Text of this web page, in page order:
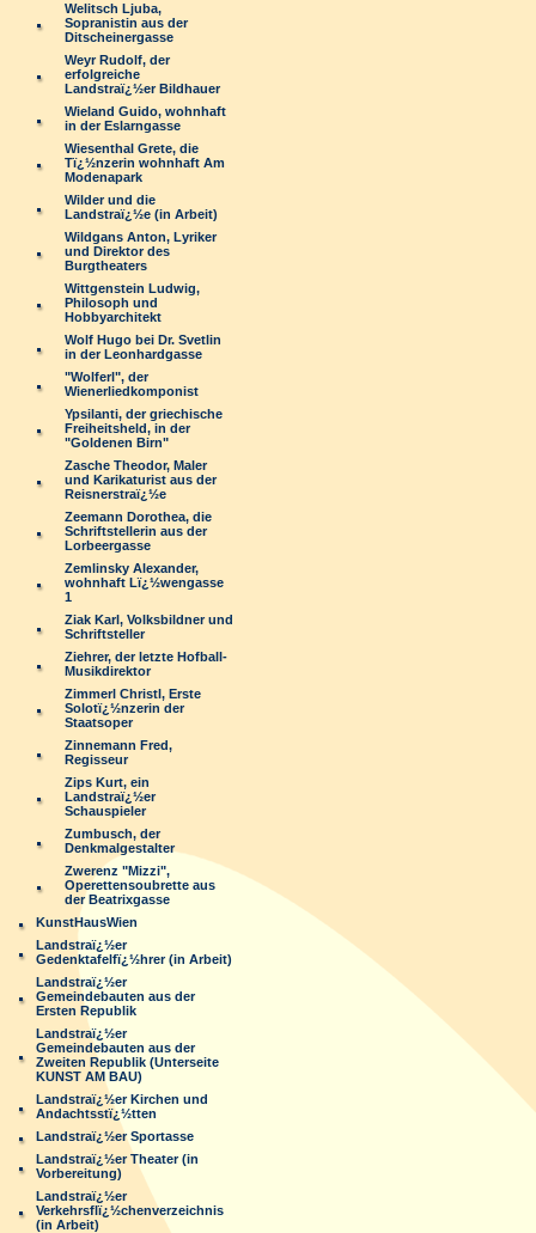
Welitsch Ljuba,
Sopranistin aus der
Ditscheinergasse
Weyr Rudolf, der
erfolgreiche
Landstraï¿½er Bildhauer
Wieland Guido, wohnhaft
in der Eslarngasse
Wiesenthal Grete, die
Tï¿½nzerin wohnhaft Am
Modenapark
Wilder und die
Landstraï¿½e (in Arbeit)
Wildgans Anton, Lyriker
und Direktor des
Burgtheaters
Wittgenstein Ludwig,
Philosoph und
Hobbyarchitekt
Wolf Hugo bei Dr. Svetlin
in der Leonhardgasse
"Wolferl", der
Wienerliedkomponist
Ypsilanti, der griechische
Freiheitsheld, in der
"Goldenen Birn"
Zasche Theodor, Maler
und Karikaturist aus der
Reisnerstraï¿½e
Zeemann Dorothea, die
Schriftstellerin aus der
Lorbeergasse
Zemlinsky Alexander,
wohnhaft Lï¿½wengasse
1
Ziak Karl, Volksbildner und
Schriftsteller
Ziehrer, der letzte Hofball-
Musikdirektor
Zimmerl Christl, Erste
Solotï¿½nzerin der
Staatsoper
Zinnemann Fred,
Regisseur
Zips Kurt, ein
Landstraï¿½er
Schauspieler
Zumbusch, der
Denkmalgestalter
Zwerenz "Mizzi",
Operettensoubrette aus
der Beatrixgasse
KunstHausWien
Landstraï¿½er
Gedenktafelfï¿½hrer (in Arbeit)
Landstraï¿½er
Gemeindebauten aus der
Ersten Republik
Landstraï¿½er
Gemeindebauten aus der
Zweiten Republik (Unterseite
KUNST AM BAU)
Landstraï¿½er Kirchen und
Andachtsstï¿½tten
Landstraï¿½er Sportasse
Landstraï¿½er Theater (in
Vorbereitung)
Landstraï¿½er
Verkehrsflï¿½chenverzeichnis
(in Arbeit)